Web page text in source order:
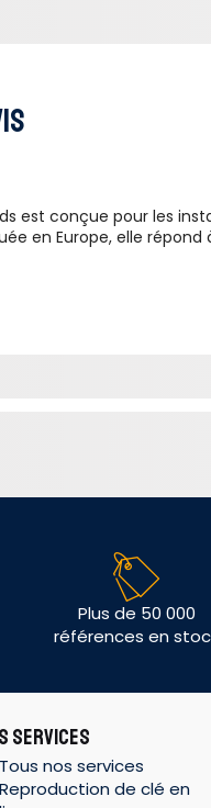
est conçue pour les
en Europe, elle
Plus de 50 000
références en
SERVICES
Tous nos services
Reproduction de clé en